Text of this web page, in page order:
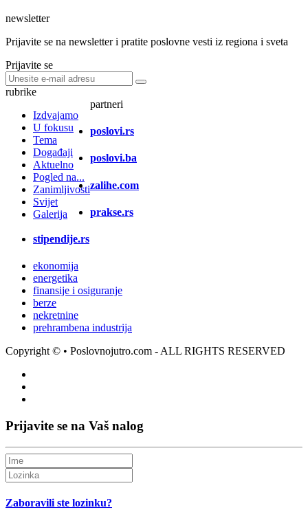
newsletter
Prijavite se na newsletter i pratite poslovne vesti iz regiona i sveta
Prijavite se
rubrike
Izdvajamo
U fokusu
Tema
Događaji
Aktuelno
Pogled na...
Zanimljivosti
Svijet
Galerija
partneri
poslovi.rs
poslovi.ba
zalihe.com
prakse.rs
stipendije.rs
ekonomija
energetika
finansije i osiguranje
berze
nekretnine
prehrambena industrija
Copyright © • Poslovnojutro.com - ALL RIGHTS RESERVED
Prijavite se na Vaš nalog
Zaboravili ste lozinku?